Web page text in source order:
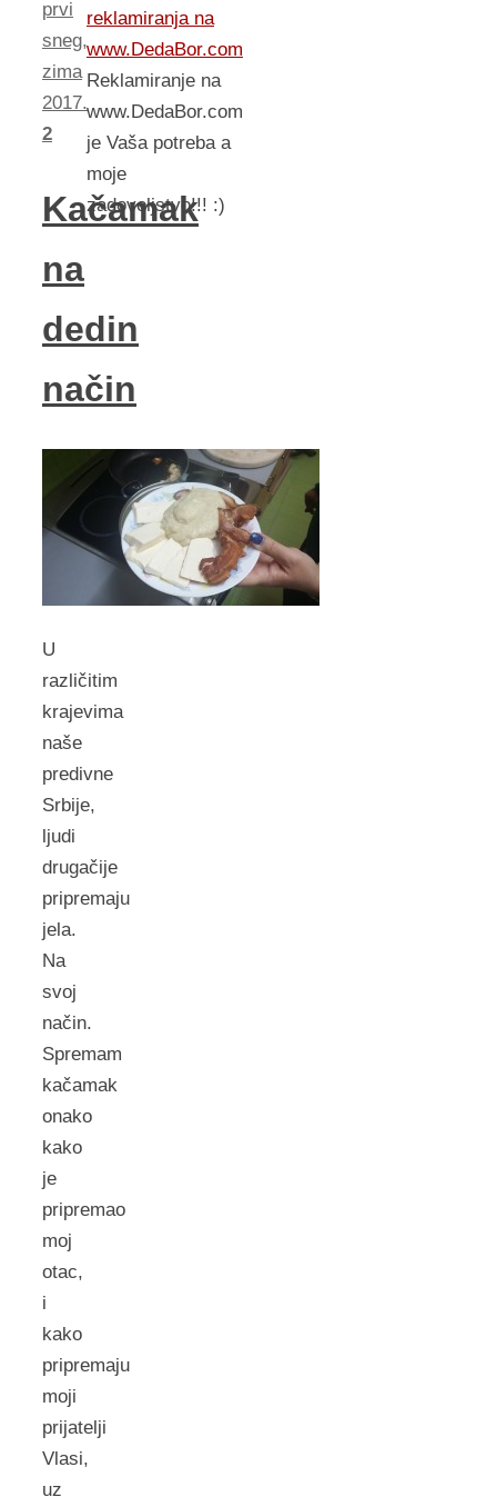
prvi
sneg,
zima
2017.
2
Kačamak
na
dedin
način
U
različitim
krajevima
naše
predivne
Srbije,
ljudi
drugačije
pripremaju
jela.
Na
svoj
način.
Spremam
kačamak
onako
kako
je
pripremao
moj
otac,
i
kako
pripremaju
moji
prijatelji
Vlasi,
uz
reklamiranja na
www.DedaBor.com
Reklamiranje na
www.DedaBor.com
je Vaša potreba a
moje
zadovoljstvo!!! :)